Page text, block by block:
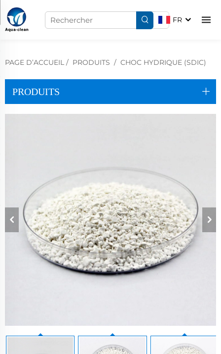
FR
PAGE D’ACCUEIL / PRODUITS / CHOC HYDRIQUE (SDIC)
PRODUITS